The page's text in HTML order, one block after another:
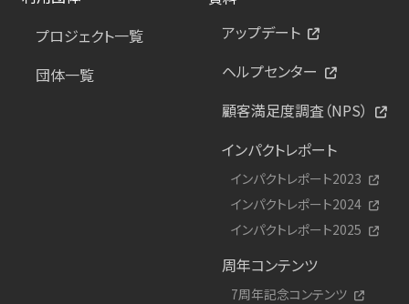
プロジェクト一覧
団体一覧
アップデート
ヘルプセンター
顧客満足度調査（NPS）
インパクトレポート
インパクトレポート2023
インパクトレポート2024
インパクトレポート2025
周年コンテンツ
7周年記念コンテンツ